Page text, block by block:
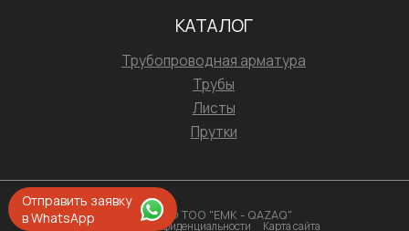
Отправить заявку
в WhatsApp
КАТАЛОГ
Трубопроводная арматура
Трубы
Листы
Прутки
2026 © ТОО "ЕМК - QAZAQ"
Политика конфиденциальности Карта сайта